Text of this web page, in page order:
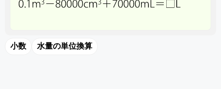
小数 水量の単位換算